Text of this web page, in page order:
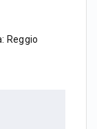
Reggio